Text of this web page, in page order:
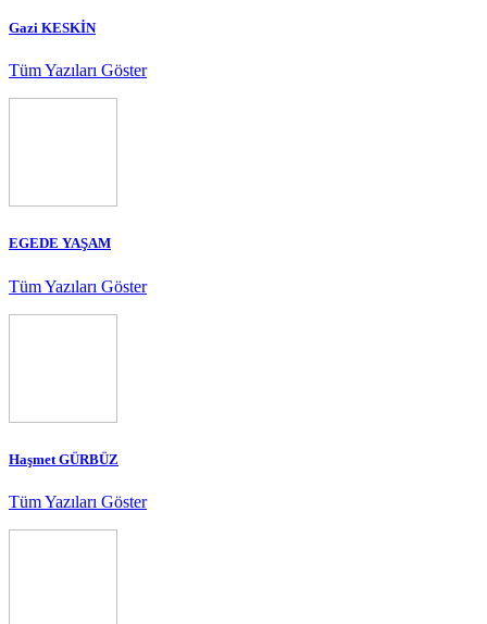
Gazi KESKİN
Tüm Yazıları Göster
EGEDE YAŞAM
Tüm Yazıları Göster
Haşmet GÜRBÜZ
Tüm Yazıları Göster